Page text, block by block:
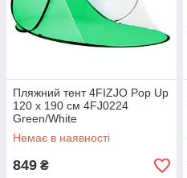
Пляжний тент 4FIZJO Pop Up
120 x 190 см 4FJ0224
Green/White
Немає в наявності
849 ₴